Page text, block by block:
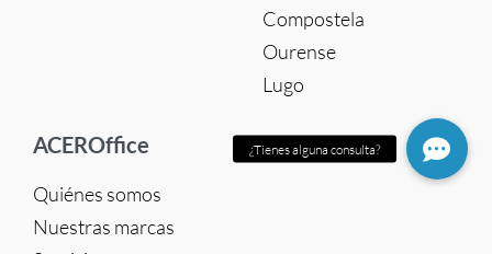
Compostela
Ourense
Lugo
ACEROffice
Quiénes somos
Nuestras marcas